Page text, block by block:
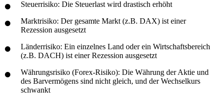
Steuerrisiko: Die Steuerlast wird drastisch erhöht
Marktrisiko: Der gesamte Markt (z.B. DAX) ist einer
Rezession ausgesetzt
Länderrisiko: Ein einzelnes Land oder ein Wirtschaftsbereich
(z.B. DACH) ist einer Rezession ausgesetzt
Währungsrisiko (Forex-Risiko): Die Währung der Aktie und
des Barvermögens sind nicht gleich, und der Wechselkurs
schwankt